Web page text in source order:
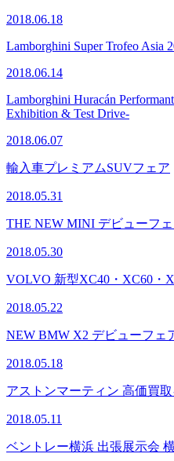
2018.06.18
Lamborghini Super Trofeo Asia
2018.06.14
Lamborghini Huracán
Exhibition & Test Drive-
2018.06.07
輸入車プレミアムSUVフェア
2018.05.31
THE NEW MINI デビューフ
2018.05.30
VOLVO 新型XC40・XC60・
2018.05.22
NEW BMW X2 デビューフェ
2018.05.18
アストンマーティン 高価買
2018.05.11
ベントレー横浜 出張展示会